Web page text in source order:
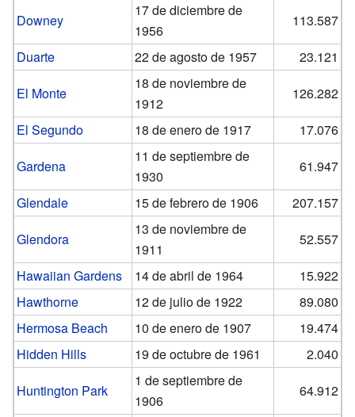
Downey
17 de diciembre de
1956
113.587
Duarte
22 de agosto de 1957
23.121
El Monte
18 de noviembre de
1912
126.282
El Segundo
18 de enero de 1917
17.076
Gardena
11 de septiembre de
1930
61.947
Glendale
15 de febrero de 1906
207.157
Glendora
13 de noviembre de
1911
52.557
Hawaiian Gardens
14 de abril de 1964
15.922
Hawthorne
12 de julio de 1922
89.080
Hermosa Beach
10 de enero de 1907
19.474
Hidden Hills
19 de octubre de 1961
2.040
Huntington Park
1 de septiembre de
1906
64.912